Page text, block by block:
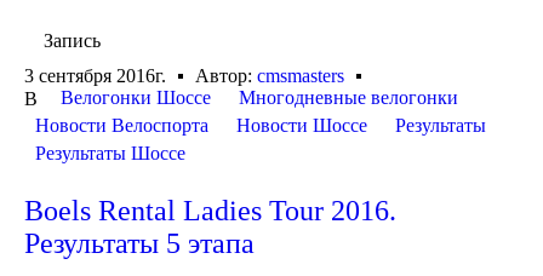
Запись
3 сентября 2016г.
Автор: cmsmasters
В
Велогонки Шоссе
Многодневные велогонки
Новости Велоспорта
Новости Шоссе
Результаты
Результаты Шоссе
Boels Rental Ladies Tour 2016.
Результаты 5 этапа